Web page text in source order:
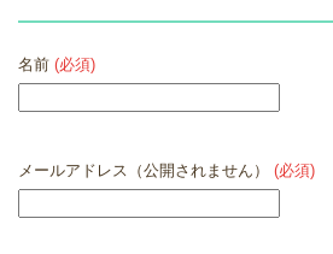
名前 (必須)
メールアドレス（公開されません） (必須)